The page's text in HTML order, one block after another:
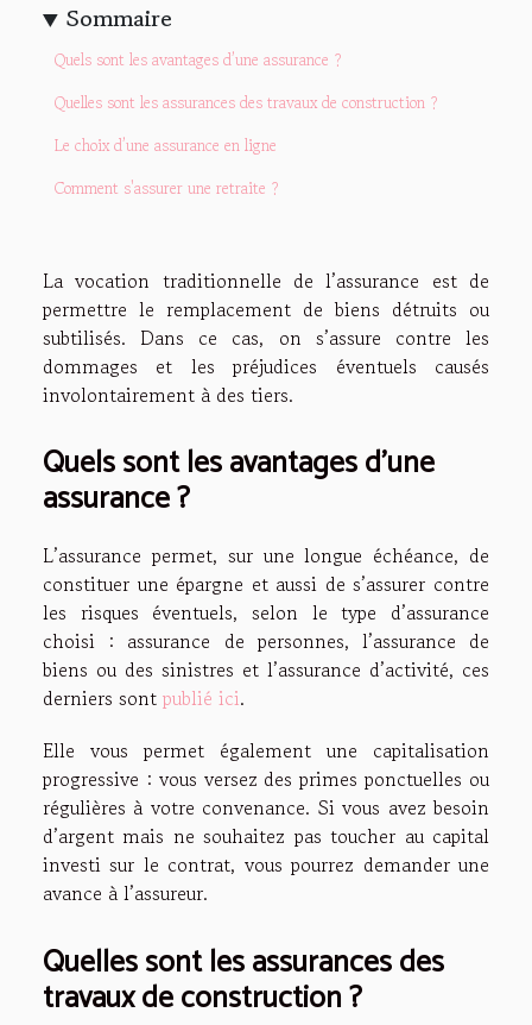
Sommaire
Quels sont les avantages d’une assurance ?
Quelles sont les assurances des travaux de construction ?
Le choix d’une assurance en ligne
Comment s'assurer une retraite ?
La vocation traditionnelle de l’assurance est de
permettre le remplacement de biens détruits ou
subtilisés. Dans ce cas, on s’assure contre les
dommages et les préjudices éventuels causés
involontairement à des tiers.
Quels sont les avantages d’une
assurance ?
L’assurance permet, sur une longue échéance, de
constituer une épargne et aussi de s’assurer contre
les risques éventuels, selon le type d’assurance
choisi : assurance de personnes, l’assurance de
biens ou des sinistres et l’assurance d’activité, ces
derniers sont publié ici.
Elle vous permet également une capitalisation
progressive : vous versez des primes ponctuelles ou
régulières à votre convenance. Si vous avez besoin
d’argent mais ne souhaitez pas toucher au capital
investi sur le contrat, vous pourrez demander une
avance à l’assureur.
Quelles sont les assurances des
travaux de construction ?